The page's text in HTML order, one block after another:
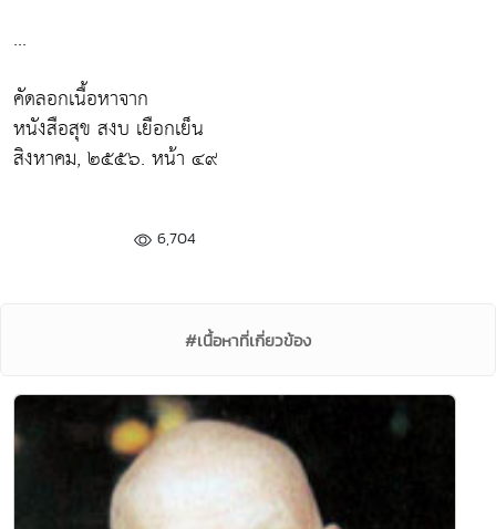
...
คัดลอกเนื้อหาจาก
หนังสือสุข สงบ เยือกเย็น
สิงหาคม, ๒๕๕๖. หน้า ๔๙
6,704
#เนื้อหาที่เกี่ยวข้อง